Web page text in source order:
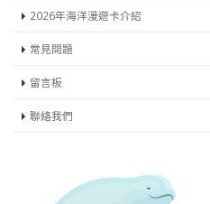
2026年海洋漫遊卡介紹
常見問題
留言板
聯絡我們